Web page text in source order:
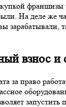
франшизы
На деле же
зарабатывали,
взнос и
за право
запустить